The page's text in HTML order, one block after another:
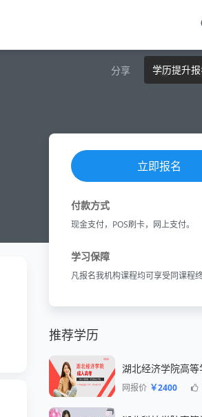
学历提升
分享
立即报名
付款方式
现金支付，POS刷卡，网上支付。
学习保障
凡报名我机构课程均可享受同课程
推荐学历
网报价 ￥2400